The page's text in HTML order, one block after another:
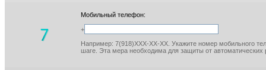
Мобильный телефон:
+
Например: 7(918)XXX-XX-XX. Укажите номер мобильного
шаге. Эта мера необходима для защиты от автоматических